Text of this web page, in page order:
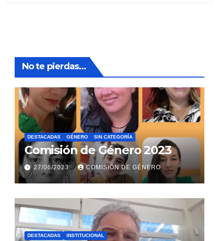
No te pierdas...
DESTACADAS GÉNERO SIN CATEGORÍA
Comisión de Género 2023
27/06/2023 COMISIÓN DE GÉNERO
DESTACADAS INSTITUCIONAL